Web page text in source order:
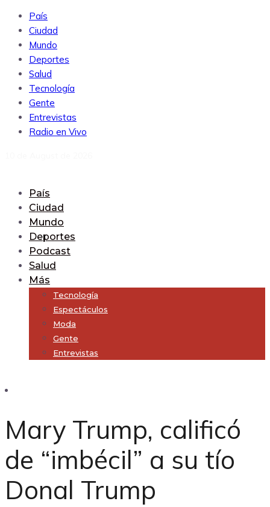
País
Ciudad
Mundo
Deportes
Salud
Tecnología
Gente
Entrevistas
Radio en Vivo
País
Ciudad
Mundo
Deportes
Podcast
Salud
Más
Tecnología
Espectáculos
Moda
Gente
Entrevistas
Mary Trump, calificó
de “imbécil” a su tío
Donal Trump